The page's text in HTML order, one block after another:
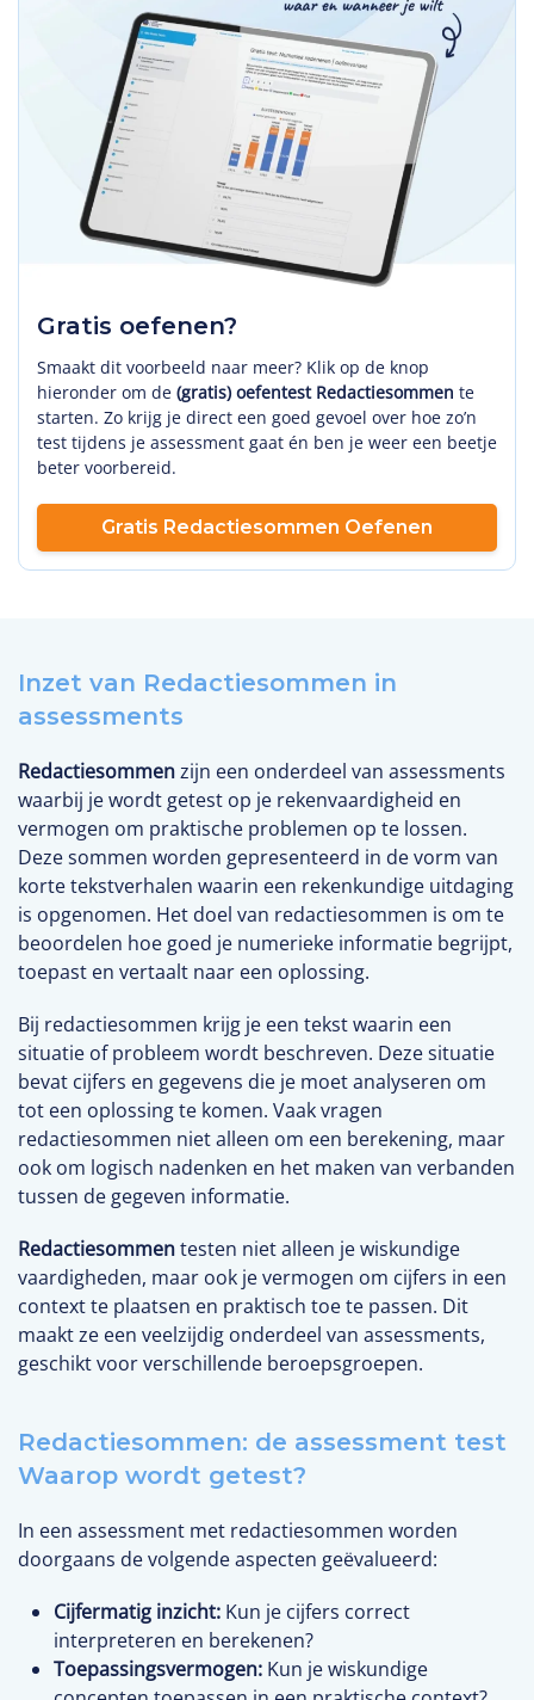
Gratis oefenen?
Smaakt dit voorbeeld naar meer? Klik op de knop
hieronder om de (gratis) oefentest Redactiesommen te
starten. Zo krijg je direct een goed gevoel over hoe zo’n
test tijdens je assessment gaat én ben je weer een beetje
beter voorbereid.
Gratis Redactiesommen Oefenen
Inzet van Redactiesommen in
assessments
Redactiesommenzijn een onderdeel van assessments
waarbij je wordt getest op je rekenvaardigheid en
vermogen om praktische problemen op te lossen.
Deze sommen worden gepresenteerd in de vorm van
korte tekstverhalen waarin een rekenkundige uitdaging
is opgenomen. Het doel van redactiesommen is om te
beoordelen hoe goed je numerieke informatie begrijpt,
toepast en vertaalt naar een oplossing.
Bij redactiesommen krijg je een tekst waarin een
situatie of probleem wordt beschreven. Deze situatie
bevat cijfers en gegevens die je moet analyseren om
tot een oplossing te komen. Vaak vragen
redactiesommen niet alleen om een berekening, maar
ook om logisch nadenken en het maken van verbanden
tussen de gegeven informatie.
Redactiesommentesten niet alleen je wiskundige
vaardigheden, maar ook je vermogen om cijfers in een
context te plaatsen en praktisch toe te passen. Dit
maakt ze een veelzijdig onderdeel van assessments,
geschikt voor verschillende beroepsgroepen.
Redactiesommen: de assessment test
Waarop wordt getest?
In een assessment met redactiesommen worden
doorgaans de volgende aspecten geëvalueerd:
Cijfermatig inzicht: Kun je cijfers correct
interpreteren en berekenen?
Toepassingsvermogen: Kun je wiskundige